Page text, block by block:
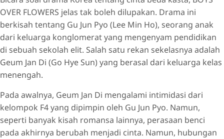
OVER FLOWERS jelas tak boleh dilupakan. Drama ini
berkisah tentang Gu Jun Pyo (Lee Min Ho), seorang anak
dari keluarga konglomerat yang mengenyam pendidikan
di sebuah sekolah elit. Salah satu rekan sekelasnya adalah
Geum Jan Di (Go Hye Sun) yang berasal dari keluarga kelas
menengah.
Pada awalnya, Geum Jan Di mengalami intimidasi dari
kelompok F4 yang dipimpin oleh Gu Jun Pyo. Namun,
seperti banyak kisah romansa lainnya, perasaan benci
pada akhirnya berubah menjadi cinta. Namun, hubungan